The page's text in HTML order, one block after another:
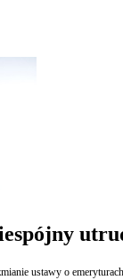
ustawy o